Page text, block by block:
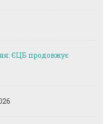
ЄЦБ продовжує